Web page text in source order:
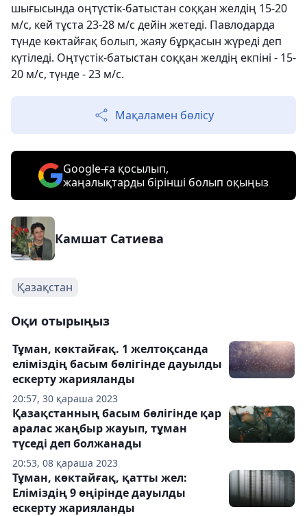
шығысында оңтүстік-батыстан соққан желдің 15-20
м/с, кей тұста 23-28 м/с дейін жетеді. Павлодарда
түнде көктайғақ болып, жаяу бұрқасын жүреді деп
күтіледі. Оңтүстік-батыстан соққан желдің екпіні - 15-
20 м/с, түнде - 23 м/с.
Мақаламен бөлісу
Google-ға қосылып,
жаңалықтарды бірінші болып оқыңыз
Камшат Сатиева
Қазақстан
Оқи отырыңыз
20:57, 30 қараша 2023
Тұман, көктайғақ. 1 желтоқсанда
еліміздің басым бөлігінде дауылды
ескерту жарияланды
20:53, 08 қараша 2023
Қазақстанның басым бөлігінде қар
аралас жаңбыр жауып, тұман
түседі деп болжанады
Тұман, көктайғақ, қатты жел:
Еліміздің 9 өңірінде дауылды
ескерту жарияланды